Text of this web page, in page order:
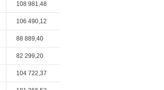
108 981,48
106 490,12
88 889,40
82 299,20
104 722,37